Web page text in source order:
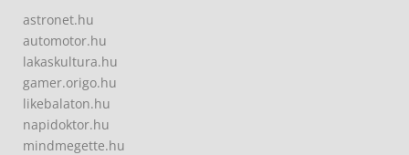
astronet.hu
automotor.hu
lakaskultura.hu
gamer.origo.hu
likebalaton.hu
napidoktor.hu
mindmegette.hu